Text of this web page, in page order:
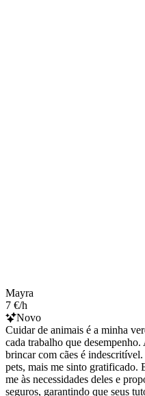
Mayra
7 €/h
Novo
Cuidar de animais é a minha
cada trabalho que
brincar com cães é
pets, mais me sinto gratificado.
me às necessidades deles e
seguros, garantindo que seus